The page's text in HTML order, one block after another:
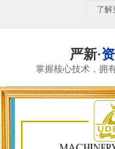
了解
严新·
掌握核心技术，拥